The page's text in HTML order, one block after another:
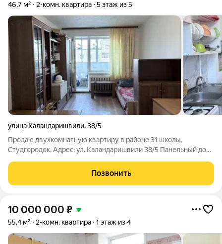
46,7 м² 2-комн. квартира 5 этаж из 5
улица Каландаришвили,38/5
Продаю двухкомнатную квартиру в районе 31 школы,
Студгородок. Адрес: ул. Каландаришвили 38/5 Панельный дом
косметический ремонт, можно
Позвонить
10 000 000 ₽
55,4 м² 2-комн. квартира 1 этаж из 4